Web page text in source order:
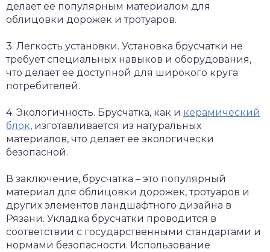
делает ее популярным материалом для
облицовки дорожек и тротуаров.
3. Легкость установки. Установка брусчатки не
требует специальных навыков и оборудования,
что делает ее доступной для широкого круга
потребителей.
4. Экологичность. Брусчатка, как и керамический
блок, изготавливается из натуральных
материалов, что делает ее экологически
безопасной.
В заключение, брусчатка – это популярный
материал для облицовки дорожек, тротуаров и
других элементов ландшафтного дизайна в
Рязани. Укладка брусчатки проводится в
соответствии с государственными стандартами и
нормами безопасности. Использование